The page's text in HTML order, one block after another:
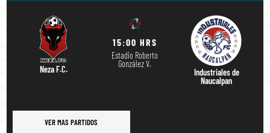
Neza F.C.
15:00 HRS
Estadio Roberto
González V.
Industriales de
Naucalpan
VER MAS PARTIDOS